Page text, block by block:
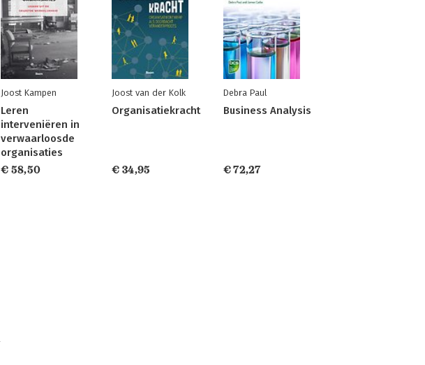
Joost Kampen
Leren
interveniëren in
verwaarloosde
organisaties
€ 58,50
Joost van der Kolk
Organisatiekracht
€ 34,95
Debra Paul
Business Analysis
€ 72,27